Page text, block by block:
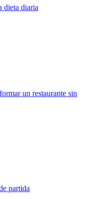
dieta diaria
un restaurante sin
partida